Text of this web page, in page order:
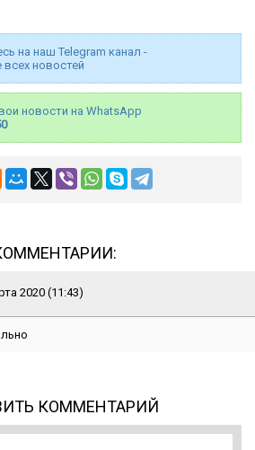
на наш Telegram канал -
всех новостей
новости на WhatsApp
2020 (11:43)
КОММЕНТАРИЙ